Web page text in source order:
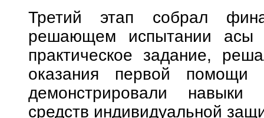
Третий этап собрал
решающем испытании асы
практическое задание,
оказания первой
демонстрировали навыки
средств индивидуальной